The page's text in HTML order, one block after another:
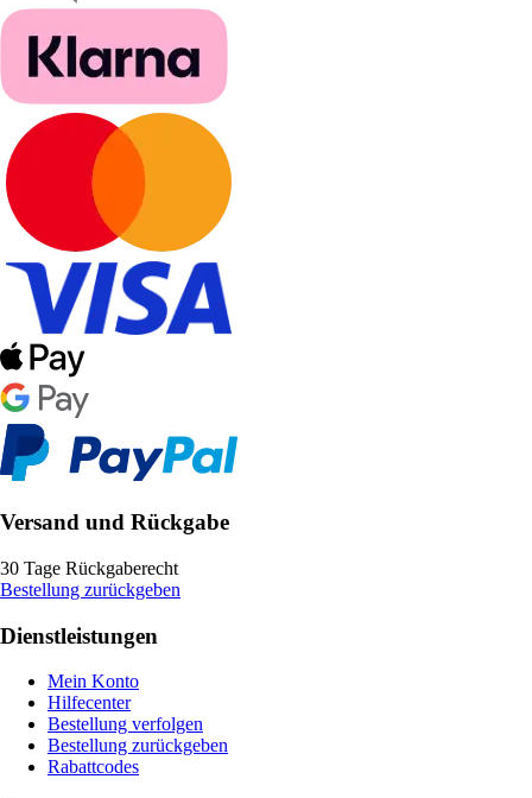
Versand und Rückgabe
30 Tage Rückgaberecht
Bestellung zurückgeben
Dienstleistungen
Mein Konto
Hilfecenter
Bestellung verfolgen
Bestellung zurückgeben
Rabattcodes